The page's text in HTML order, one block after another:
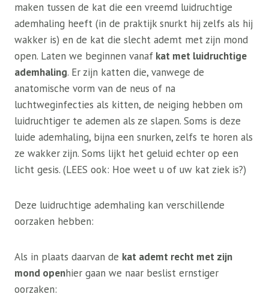
maken tussen de kat die een vreemd luidruchtige
ademhaling heeft (in de praktijk snurkt hij zelfs als hij
wakker is) en de kat die slecht ademt met zijn mond
open. Laten we beginnen vanaf kat met luidruchtige
ademhaling. Er zijn katten die, vanwege de
anatomische vorm van de neus of na
luchtweginfecties als kitten, de neiging hebben om
luidruchtiger te ademen als ze slapen. Soms is deze
luide ademhaling, bijna een snurken, zelfs te horen als
ze wakker zijn. Soms lijkt het geluid echter op een
licht gesis. (LEES ook: Hoe weet u of uw kat ziek is?)
Deze luidruchtige ademhaling kan verschillende
oorzaken hebben:
Als in plaats daarvan de kat ademt recht met zijn
mond openhier gaan we naar beslist ernstiger
oorzaken: